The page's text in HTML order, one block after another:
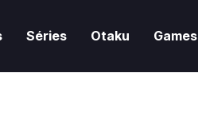
Séries Otaku Games